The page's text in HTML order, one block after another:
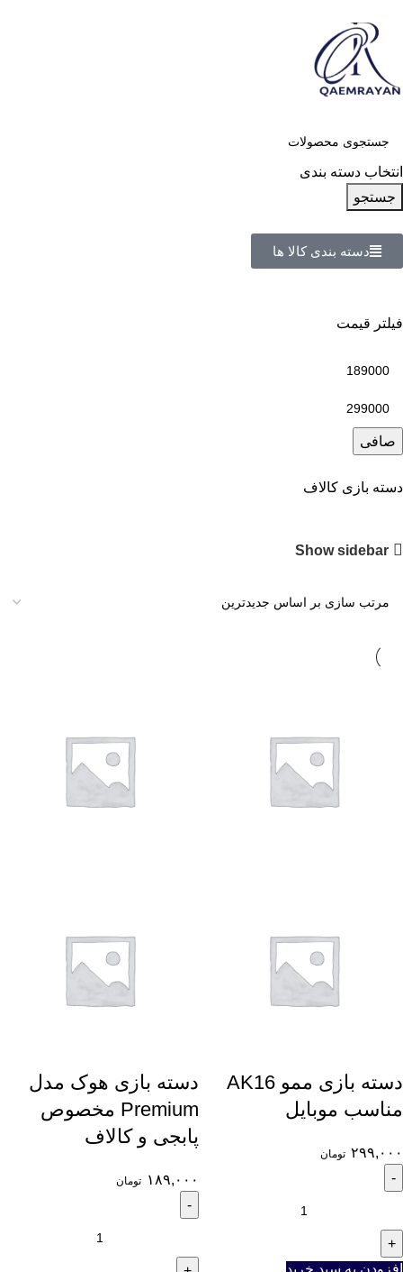
انتخاب دسته بندی
جستجو
دسته بندی کالا ها
فیلتر قیمت
صافی
دسته بازی کالاف
Show sidebar
دسته بازی ممو AK16
مناسب موبایل
۲۹۹,۰۰۰ تومان
افزودن به سبد خرید
دسته بازی هوک مدل
Premium مخصوص
پابجی و کالاف
۱۸۹,۰۰۰ تومان